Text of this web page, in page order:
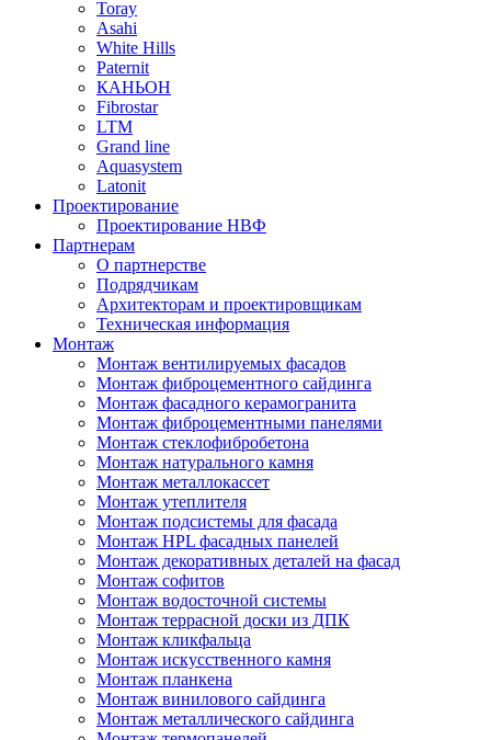
Toray
Asahi
White Hills
Paternit
КАНЬОН
Fibrostar
LTM
Grand line
Aquasystem
Latonit
Проектирование
Проектирование НВФ
Партнерам
О партнерстве
Подрядчикам
Архитекторам и проектировщикам
Техническая информация
Монтаж
Монтаж вентилируемых фасадов
Монтаж фиброцементного сайдинга
Монтаж фасадного керамогранита
Монтаж фиброцементными панелями
Монтаж стеклофибробетона
Монтаж натурального камня
Монтаж металлокассет
Монтаж утеплителя
Монтаж подсистемы для фасада
Монтаж HPL фасадных панелей
Монтаж декоративных деталей на фасад
Монтаж софитов
Монтаж водосточной системы
Монтаж террасной доски из ДПК
Монтаж кликфальца
Монтаж искусственного камня
Монтаж планкена
Монтаж винилового сайдинга
Монтаж металлического сайдинга